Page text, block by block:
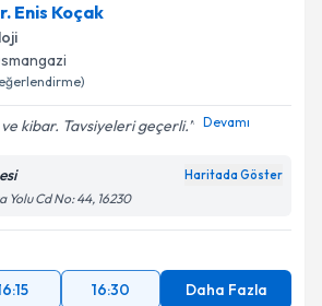
Enis Koçak
ve kibar. Tavsiyeleri geçerli. Devamı
Haritada Göster
Cd No: 44, 16230
16:30 Daha Fazla